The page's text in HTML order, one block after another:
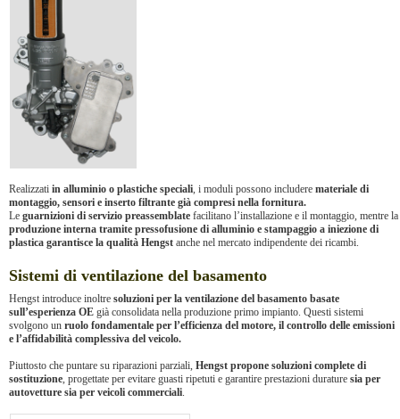
Realizzati in alluminio o plastiche speciali, i moduli possono includere materiale di
montaggio, sensori e inserto filtrante già compresi nella fornitura.
Le guarnizioni di servizio preassemblate facilitano l’installazione e il montaggio, mentre la
produzione interna tramite pressofusione di alluminio e stampaggio a iniezione di
plastica garantisce la qualità Hengst anche nel mercato indipendente dei ricambi.
Sistemi di ventilazione del basamento
Hengst introduce inoltre soluzioni per la ventilazione del basamento basate
sull’esperienza OE già consolidata nella produzione primo impianto. Questi sistemi
svolgono un ruolo fondamentale per l’efficienza del motore, il controllo delle emissioni
e l’affidabilità complessiva del veicolo.
Piuttosto che puntare su riparazioni parziali, Hengst propone soluzioni complete di
sostituzione, progettate per evitare guasti ripetuti e garantire prestazioni durature sia per
autovetture sia per veicoli commerciali.